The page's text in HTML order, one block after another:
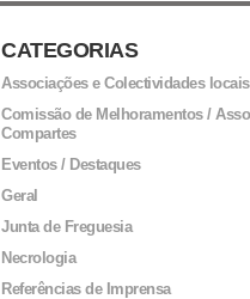
CATEGORIAS
Associações e Colectividades locais
Comissão de Melhoramentos /
Compartes
Eventos / Destaques
Geral
Junta de Freguesia
Necrologia
Referências de Imprensa